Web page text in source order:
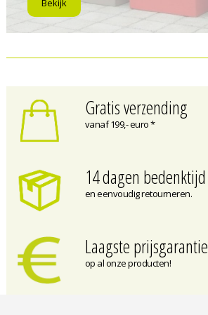
Gratis verzending
vanaf 199,- euro *
14 dagen bedenktijd
en eenvoudig retourneren.
Laagste prijsgarantie
op al onze producten!